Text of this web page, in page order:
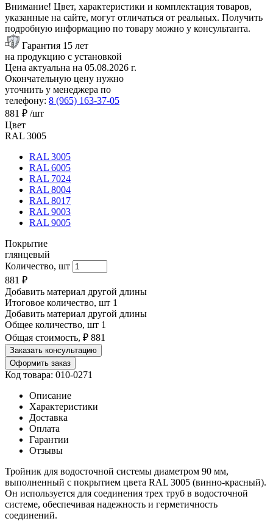
Внимание! Цвет, характеристики и комплектация товаров,
указанные на сайте, могут отличаться от реальных. Получить
подробную информацию по товару можно у консультанта.
Гарантия 15 лет
на продукцию с установкой
Цена актуальна на 05.08.2026 г.
Окончательную цену нужно
уточнить у менеджера по
телефону: 8 (965) 163-37-05
881 ₽ /шт
Цвет
RAL 3005
RAL 3005
RAL 6005
RAL 7024
RAL 8004
RAL 8017
RAL 9003
RAL 9005
Покрытие
глянцевый
Количество, шт
881 ₽
Добавить материал другой длины
Итоговое количество, шт 1
Добавить материал другой длины
Общее количество, шт 1
Общая стоимость, ₽ 881
Заказать консультацию
Оформить заказ
Код товара: 010-0271
Описание
Характеристики
Доставка
Оплата
Гарантии
Отзывы
Тройник для водосточной системы диаметром 90 мм,
выполненный с покрытием цвета RAL 3005 (винно-красный).
Он используется для соединения трех труб в водосточной
системе, обеспечивая надежность и герметичность
соединений.